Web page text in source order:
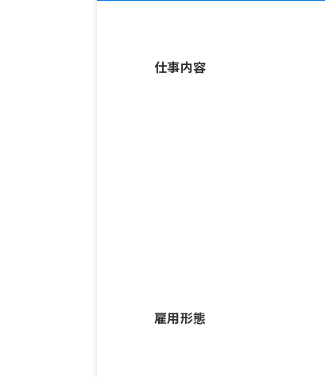
仕事内容
雇用形態